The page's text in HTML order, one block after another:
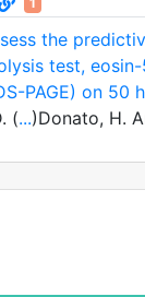
the
test,
PAGE) on
(...)Donato, H.